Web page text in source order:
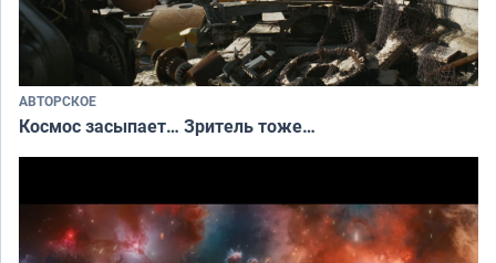
АВТОРСКОЕ
Космос засыпает… Зритель тоже…